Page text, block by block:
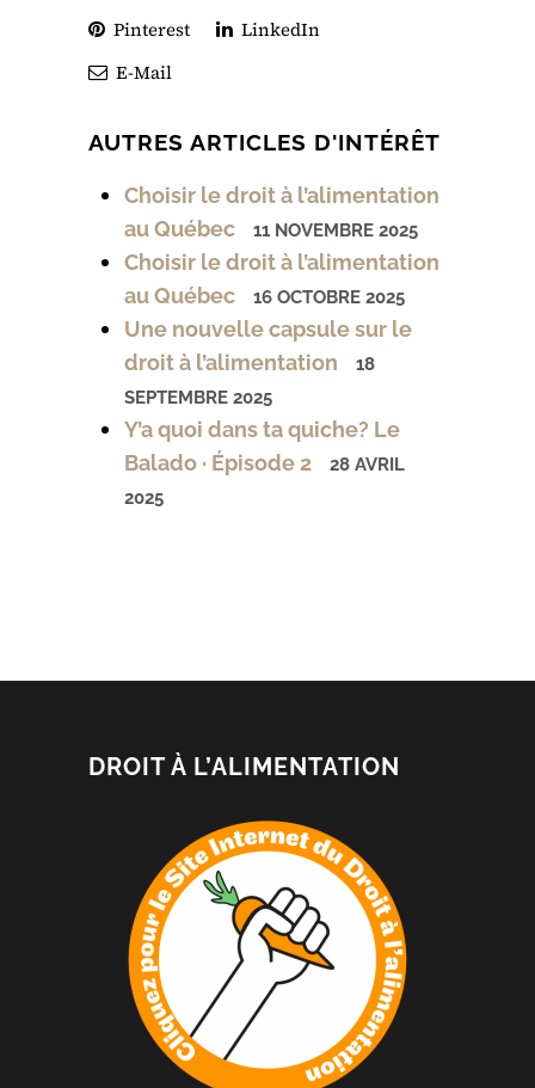
Pinterest
LinkedIn
E-Mail
AUTRES ARTICLES D'INTÉRÊT
Choisir le droit à l’alimentation
au Québec
11 NOVEMBRE 2025
Choisir le droit à l’alimentation
au Québec
16 OCTOBRE 2025
Une nouvelle capsule sur le
droit à l’alimentation
18
SEPTEMBRE 2025
Y’a quoi dans ta quiche? Le
Balado · Épisode 2
28 AVRIL
2025
DROIT À L’ALIMENTATION